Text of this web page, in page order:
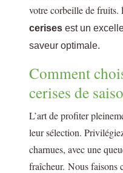
votre corbeille de fruits.
cerises est un
saveur optimale.
Comment
cerises de
L’art de profiter
leur sélection.
charnues, avec une
fraîcheur. Nous faisons